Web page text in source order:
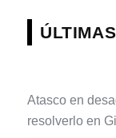
Atasco en
resolverlo en